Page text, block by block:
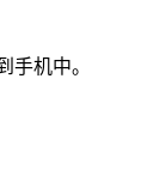
手机中。